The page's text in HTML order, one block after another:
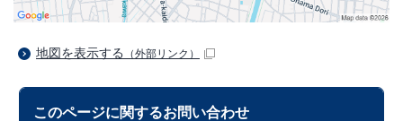
地図を表示する （外部リンク）
このページに関するお問い合わせ